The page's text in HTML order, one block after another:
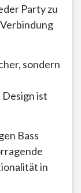
Party zu
sondern
ist
Bass
in